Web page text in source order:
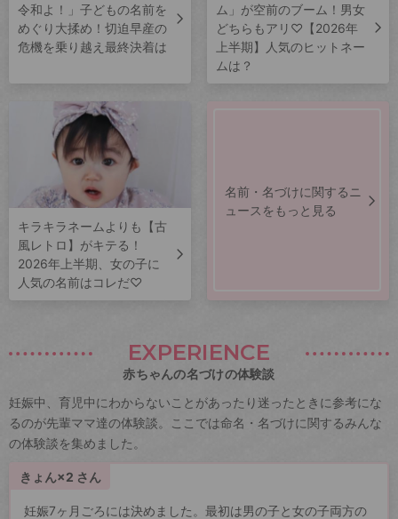
令和よ！」子どもの名前を
めぐり大揉め！切迫早産の
危機を乗り越え最終決着は
ム」が空前のブーム！男女
どちらもアリ♡【2026年
上半期】人気のヒットネー
ムは？
キラキラネームよりも【古
風レトロ】がキテる！
2026年上半期、女の子に
人気の名前はコレだ♡
名前・名づけに関するニ
ュースをもっと見る
EXPERIENCE
赤ちゃんの名づけの体験談
妊娠中、育児中にわからないことがあったり迷ったときに参考にな
るのが先輩ママ達の体験談。ここでは命名・名づけに関するみんな
の体験談を集めました。
きょん×2 さん
妊娠7ヶ月ごろには決めました。最初は男の子と女の子両方の